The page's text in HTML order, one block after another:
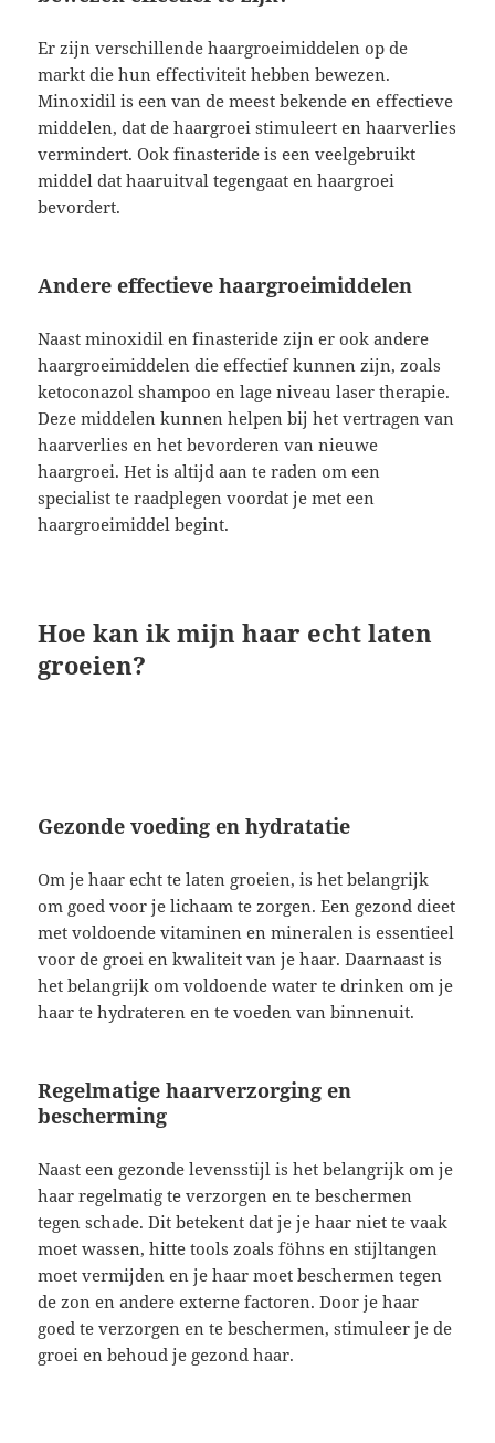
Er zijn verschillende haargroeimiddelen op de
markt die hun effectiviteit hebben bewezen.
Minoxidil is een van de meest bekende en effectieve
middelen, dat de haargroei stimuleert en haarverlies
vermindert. Ook finasteride is een veelgebruikt
middel dat haaruitval tegengaat en haargroei
bevordert.
Andere effectieve haargroeimiddelen
Naast minoxidil en finasteride zijn er ook andere
haargroeimiddelen die effectief kunnen zijn, zoals
ketoconazol shampoo en lage niveau laser therapie.
Deze middelen kunnen helpen bij het vertragen van
haarverlies en het bevorderen van nieuwe
haargroei. Het is altijd aan te raden om een
specialist te raadplegen voordat je met een
haargroeimiddel begint.
Hoe kan ik mijn haar echt laten
groeien?
Gezonde voeding en hydratatie
Om je haar echt te laten groeien, is het belangrijk
om goed voor je lichaam te zorgen. Een gezond dieet
met voldoende vitaminen en mineralen is essentieel
voor de groei en kwaliteit van je haar. Daarnaast is
het belangrijk om voldoende water te drinken om je
haar te hydrateren en te voeden van binnenuit.
Regelmatige haarverzorging en
bescherming
Naast een gezonde levensstijl is het belangrijk om je
haar regelmatig te verzorgen en te beschermen
tegen schade. Dit betekent dat je je haar niet te vaak
moet wassen, hitte tools zoals föhns en stijltangen
moet vermijden en je haar moet beschermen tegen
de zon en andere externe factoren. Door je haar
goed te verzorgen en te beschermen, stimuleer je de
groei en behoud je gezond haar.